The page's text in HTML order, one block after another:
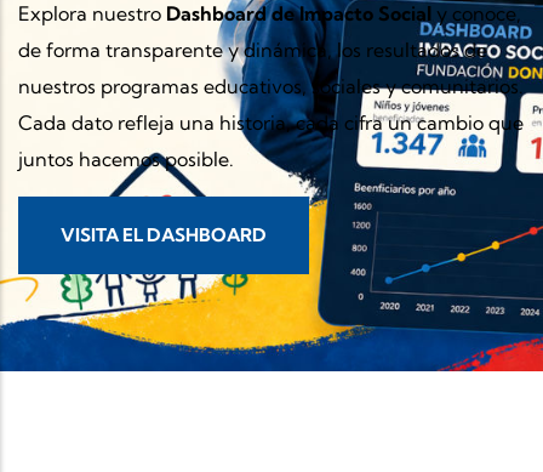
Explora nuestro Dashboard de Impacto Social y conoce,
de forma transparente y dinámica, los resultados de
nuestros programas educativos, sociales y comunitarios.
Cada dato refleja una historia, cada cifra un cambio que
juntos hacemos posible.
VISITA EL DASHBOARD